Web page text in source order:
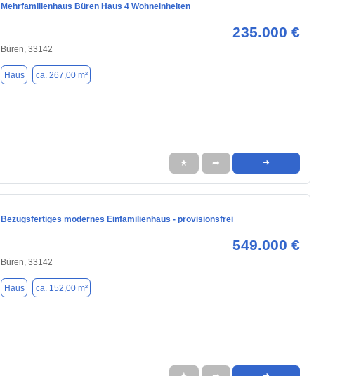
Mehrfamilienhaus Büren Haus 4 Wohneinheiten
235.000 €
Büren, 33142
Haus ca. 267,00 m²
★ ➦ ➜
Bezugsfertiges modernes Einfamilienhaus - provisionsfrei
549.000 €
Büren, 33142
Haus ca. 152,00 m²